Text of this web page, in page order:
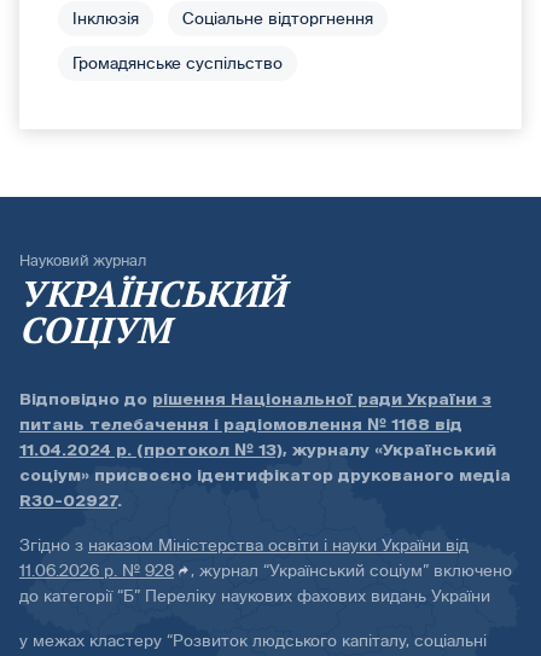
Інклюзія Соціальне відторгнення
Громадянське суспільство
Науковий журнал
УКРАЇНСЬКИЙ
СОЦІУМ
Відповідно до рішення Національної ради України з
питань телебачення і радіомовлення № 1168 від
11.04.2024 р. (протокол № 13), журналу «Український
соціум» присвоєно ідентифікатор друкованого медіа
R30-02927.
Згідно з наказом Міністерства освіти і науки України від
11.06.2026 р. № 928
, журнал “Український соціум” включено
до категорії “Б” Переліку наукових фахових видань України
у межах кластеру “Розвиток людського капіталу, соціальні